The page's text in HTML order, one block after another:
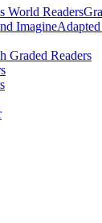
World Readers
Imagine
Graded Readers